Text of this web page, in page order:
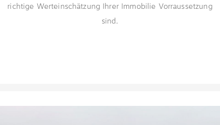
richtige Werteinschätzung Ihrer Immobilie Vorraussetzung
sind.